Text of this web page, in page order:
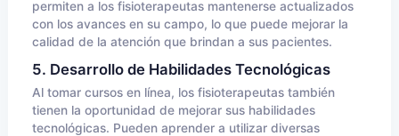
permiten a los fisioterapeutas mantenerse actualizados
con los avances en su campo, lo que puede mejorar la
calidad de la atención que brindan a sus pacientes.
5. Desarrollo de Habilidades Tecnológicas
Al tomar cursos en línea, los fisioterapeutas también
tienen la oportunidad de mejorar sus habilidades
tecnológicas. Pueden aprender a utilizar diversas